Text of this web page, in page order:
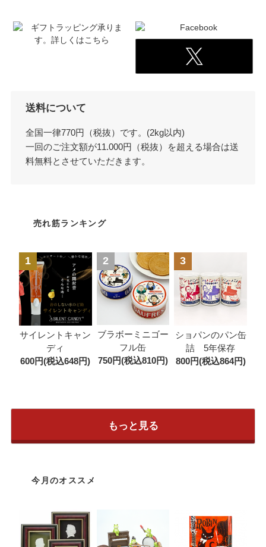
送料について
全国一律770円（税抜）です。(2kg以内)
一回のご注文額が11.000円（税抜）を超える場合は送
料無料とさせていただきます。
売れ筋ランキング
1
サイレントキャン
ディ
600円(税込648円)
2
ブラボーミニゴー
フル缶
750円(税込810円)
3
ショパンのパン缶
詰 5年保存
800円(税込864円)
もっと見る
今月のオススメ